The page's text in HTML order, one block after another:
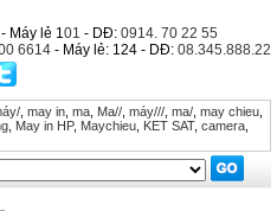
- Máy lẻ 101 - DĐ: 0914. 70 22 55
6614 - Máy lẻ: 124 - DĐ: 08.345.888.22
may in ma Ma// máy/// ma/ may chieu
May in HP, Maychieu KET SAT, camera